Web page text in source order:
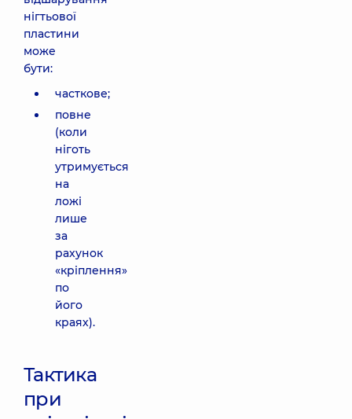
нігтьової
пластини
може
бути:
часткове;
повне
(коли
ніготь
утримується
на
ложі
лише
за
рахунок
«кріплення»
по
його
краях).
Тактика
при